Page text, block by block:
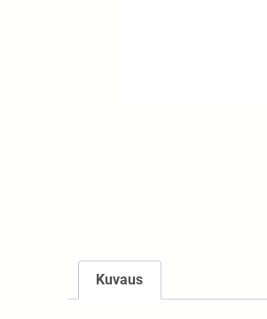
Kuvaus